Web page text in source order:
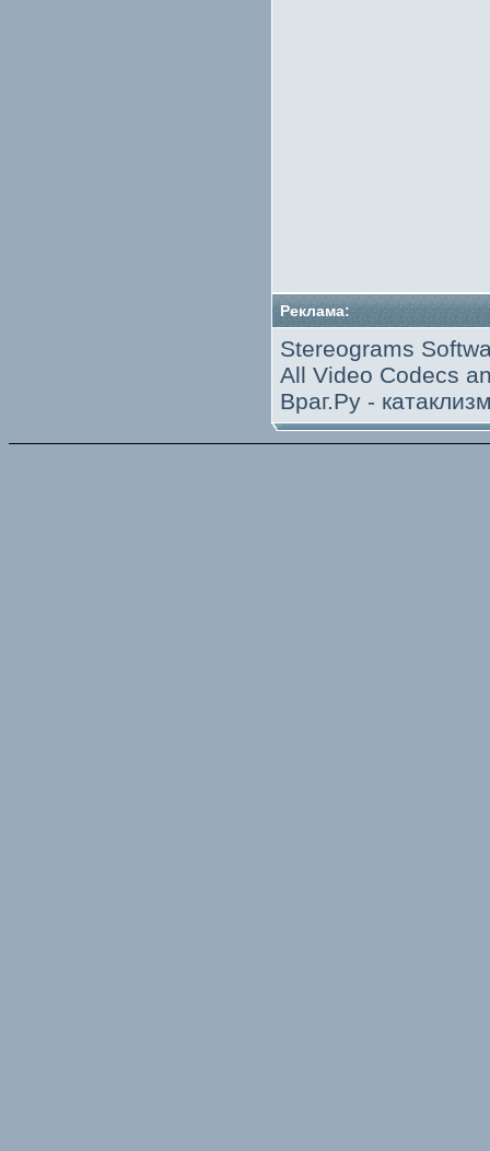
Реклама:
Stereograms
All Video Codecs
Враг.Ру -